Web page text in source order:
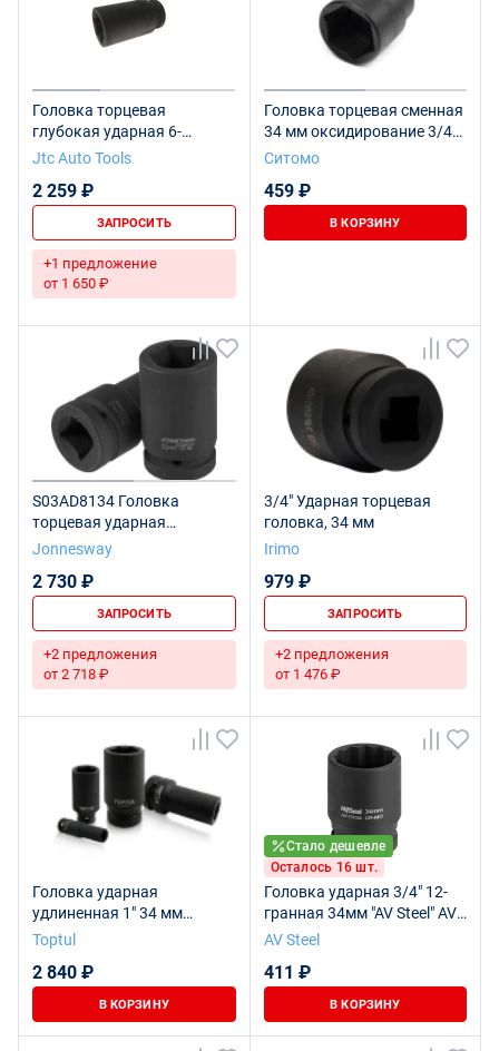
Головка торцевая
глубокая ударная 6-
гранная 3/4" х 34мм, длина
Jtc Auto Tools
2 259 ₽
ЗАПРОСИТЬ
+1 предложение
от 1 650 ₽
Головка торцевая сменная
34 мм оксидирование 3/4
SITOMO
Ситомо
459 ₽
В КОРЗИНУ
S03AD8134 Головка
торцевая ударная
глубокая 1"DR, 34 мм
Jonnesway
2 730 ₽
ЗАПРОСИТЬ
+2 предложения
от 2 718 ₽
3/4" Ударная торцевая
головка, 34 мм
Irimo
979 ₽
ЗАПРОСИТЬ
+2 предложения
от 1 476 ₽
Головка ударная
удлиненная 1" 34 мм
TOPTUL KABE3234
Toptul
2 840 ₽
В КОРЗИНУ
Стало дешевле
Осталось 16 шт.
Головка ударная 3/4" 12-
гранная 34мм "AV Steel" AV-
731034
AV Steel
411 ₽
В КОРЗИНУ